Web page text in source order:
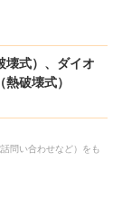
壊式）、ダイオ
破壊式）
問い合わせなど）をも